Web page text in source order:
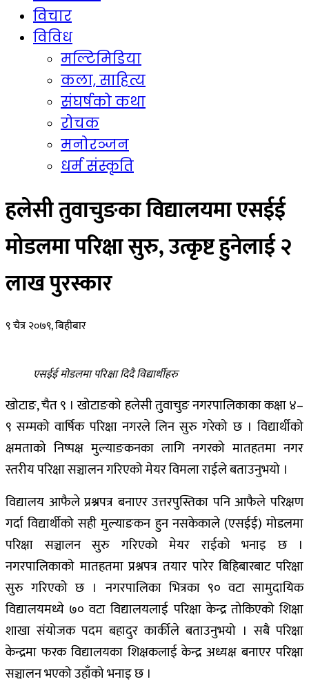
विचार
विविध
मल्टिमिडिया
कला, साहित्य
संघर्षको कथा
रोचक
मनोरञ्जन
धर्म संस्कृति
हलेसी तुवाचुङका विद्यालयमा एसईई
मोडलमा परिक्षा सुरु, उत्कृष्ट हुनेलाई २
लाख पुरस्कार
९ चैत्र २०७९, बिहीबार
एसईई मोडलमा परिक्षा दिदै विद्यार्थीहरु
खोटाङ, चैत ९ । खोटाङको हलेसी तुवाचुङ नगरपालिकाका कक्षा ४–
९ सम्मको वार्षिक परिक्षा नगरले लिन सुरु गरेको छ । विद्यार्थीको
क्षमताको निष्पक्ष मुल्याङकनका लागि नगरको मातहतमा नगर
स्तरीय परिक्षा सञ्चालन गरिएको मेयर विमला राईले बताउनुभयो ।
विद्यालय आफैले प्रश्नपत्र बनाएर उत्तरपुस्तिका पनि आफैले परिक्षण
गर्दा विद्यार्थीको सही मुल्याङकन हुन नसकेकाले (एसईई) मोडलमा
परिक्षा सञ्चालन सुरु गरिएको मेयर राईको भनाइ छ ।
नगरपालिकाको मातहतमा प्रश्नपत्र तयार पारेर बिहिबारबाट परिक्षा
सुरु गरिएको छ । नगरपालिका भित्रका ९० वटा सामुदायिक
विद्यालयमध्ये ७० वटा विद्यालयलाई परिक्षा केन्द्र तोकिएको शिक्षा
शाखा संयोजक पदम बहादुर कार्कीले बताउनुभयो । सबै परिक्षा
केन्द्रमा फरक विद्यालयका शिक्षकलाई केन्द्र अध्यक्ष बनाएर परिक्षा
सञ्चालन भएको उहाँको भनाइ छ ।